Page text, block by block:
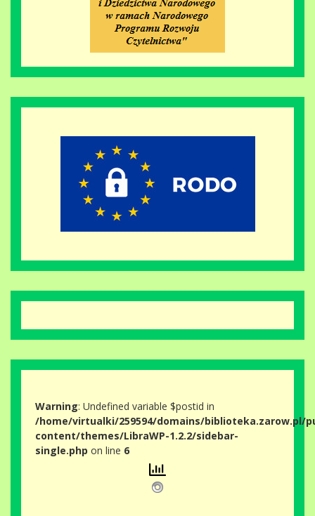
Warning: Undefined variable $postid in
/home/virtualki/259594/domains/biblioteka.zarow.pl/
content/themes/LibraWP-1.2.2/sidebar-
single.php on line 6